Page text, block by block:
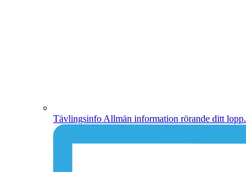
Tävlingsinfo Allmän information rörande ditt lopp.